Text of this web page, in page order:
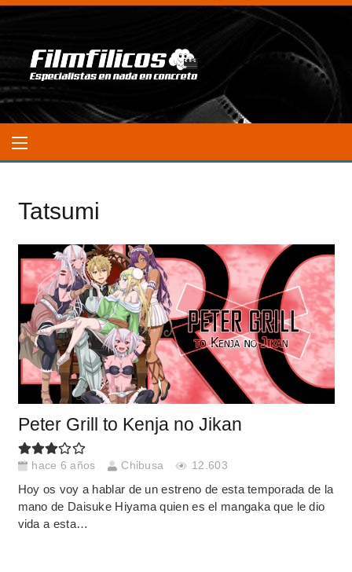
Tatsumi
Peter Grill to Kenja no Jikan
hace 6 años Chibusa 12.603
Hoy os voy a hablar de un estreno de esta temporada de la
mano de Daisuke Hiyama quien es el mangaka que le dio
vida a esta…